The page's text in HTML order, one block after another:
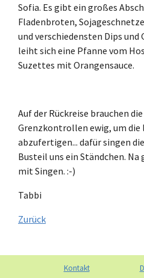
Sofia. Es gibt ein großes
Fladenbroten,
und verschiedensten Dips und
leiht sich eine Pfanne vom
Suzettes mit Orangensauce.
Auf der Rückreise brauchen
Grenzkontrollen ewig, um die
abzufertigen... dafür singen
Busteil uns ein Ständchen.
mit Singen. :-)
Tabbi
Zurück
Kontakt